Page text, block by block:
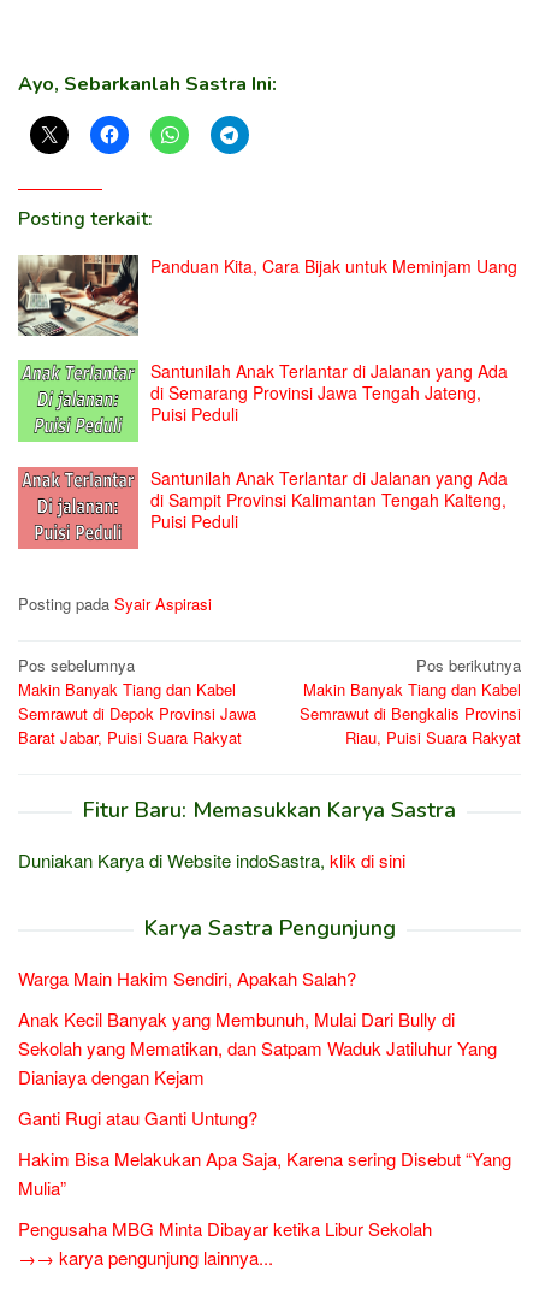
Ayo, Sebarkanlah Sastra Ini:
Posting terkait:
Panduan Kita, Cara Bijak untuk Meminjam Uang
Santunilah Anak Terlantar di Jalanan yang Ada
di Semarang Provinsi Jawa Tengah Jateng,
Puisi Peduli
Santunilah Anak Terlantar di Jalanan yang Ada
di Sampit Provinsi Kalimantan Tengah Kalteng,
Puisi Peduli
Posting pada Syair Aspirasi
Navigasi
pos
Pos sebelumnya
Makin Banyak Tiang dan Kabel
Semrawut di Depok Provinsi Jawa
Barat Jabar, Puisi Suara Rakyat
Pos berikutnya
Makin Banyak Tiang dan Kabel
Semrawut di Bengkalis Provinsi
Riau, Puisi Suara Rakyat
Fitur Baru: Memasukkan Karya Sastra
Duniakan Karya di Website indoSastra, klik di sini
Karya Sastra Pengunjung
Warga Main Hakim Sendiri, Apakah Salah?
Anak Kecil Banyak yang Membunuh, Mulai Dari Bully di
Sekolah yang Mematikan, dan Satpam Waduk Jatiluhur Yang
Dianiaya dengan Kejam
Ganti Rugi atau Ganti Untung?
Hakim Bisa Melakukan Apa Saja, Karena sering Disebut “Yang
Mulia”
Pengusaha MBG Minta Dibayar ketika Libur Sekolah
→→ karya pengunjung lainnya...